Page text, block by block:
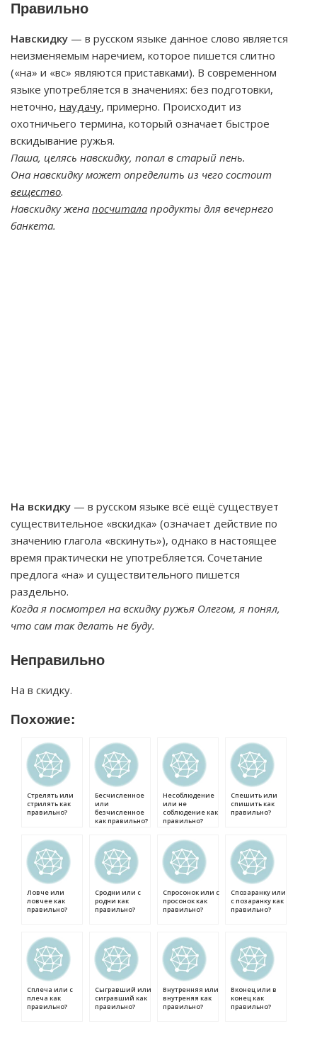
Правильно
Навскидку — в русском языке данное слово является
неизменяемым наречием, которое пишется слитно
(«на» и «вс» являются приставками). В современном
языке употребляется в значениях: без подготовки,
неточно, наудачу, примерно. Происходит из
охотничьего термина, который означает быстрое
вскидывание ружья.
Паша, целясь навскидку, попал в старый пень.
Она навскидку может определить из чего состоит
вещество.
Навскидку жена посчитала продукты для вечернего
банкета.
На вскидку — в русском языке всё ещё существует
существительное «вскидка» (означает действие по
значению глагола «вскинуть»), однако в настоящее
время практически не употребляется. Сочетание
предлога «на» и существительного пишется
раздельно.
Когда я посмотрел на вскидку ружья Олегом, я понял,
что сам так делать не буду.
Неправильно
На в скидку.
Похожие:
Стрелять или
стрилять как
правильно?
Бесчисленное
или
безчисленное
как правильно?
Несоблюдение
или не
соблюдение как
правильно?
Спешить или
спишить как
правильно?
Ловче или
ловчее как
правильно?
Сродни или с
родни как
правильно?
Спросонок или с
просонок как
правильно?
Спозаранку или
с позаранку как
правильно?
Сплеча или с
плеча как
правильно?
Сыгравший или
сигравший как
правильно?
Внутренняя или
внутреняя как
правильно?
Вконец или в
конец как
правильно?